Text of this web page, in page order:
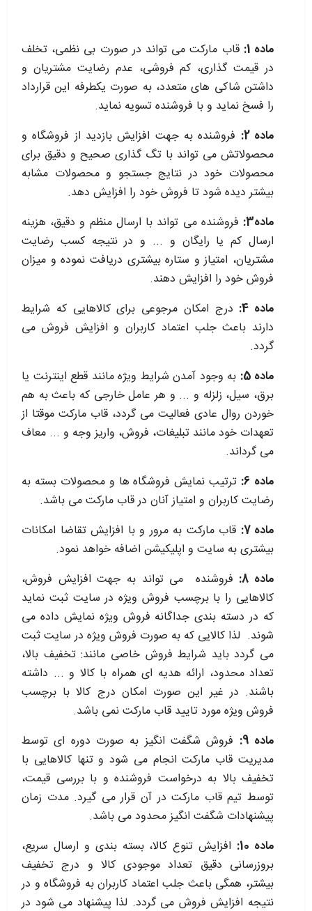
ماده 1:
قاب مارکت می تواند در صورت بی نظمی، تخلف
در قیمت گذاری، کم فروشی، عدم رضایت مشتریان و
داشتن شاکی های متعدد، به صورت یکطرفه این قرارداد
را فسخ نماید و با فروشنده تسویه نماید.
ماده 2:
فروشنده به جهت افزایش بازدید از فروشگاه و
محصولاتش می تواند با تگ گذاری صحیح و دقیق برای
محصولات خود در نتایج جستجو و محصولات مشابه
بیشتر دیده شود تا فروش خود را افزایش دهد.
ماده3:
فروشنده می تواند با ارسال منظم و دقیق، هزینه
ارسال کم یا رایگان و ... و در نتیجه کسب رضایت
مشتریان، امتیاز و ستاره بیشتری دریافت نموده و میزان
فروش خود را افزایش دهند.
ماده 4:
درج امکان مرجوعی برای کالاهایی که شرایط
دارند باعث جلب اعتماد کاربران و افزایش فروش می
گردد.
ماده 5:
به وجود آمدن شرایط ویژه مانند قطع اینترنت یا
برق، سیل، زلزله و ... و هر عامل خارجی که باعث به هم
خوردن روال عادی فعالیت می گردد، قاب مارکت موقتا از
تعهدات خود مانند تبلیغات، فروش، واریز وجه و ... معاف
می گرداند.
ماده 6:
ترتیب نمایش فروشگاه ها و محصولات بسته به
رضایت کاربران و امتیاز آنان در قاب مارکت می باشد.
ماده 7:
قاب مارکت به مرور و با افزایش تقاضا امکانات
بیشتری به سایت و اپلیکیشن اضافه خواهد نمود.
ماده 8:
فروشنده می تواند به جهت افزایش فروش،
کالاهایی را با برچسب فروش ویژه در سایت ثبت نماید
که در دسته بندی جداگانه فروش ویژه نمایش داده می
شوند. لذا کالایی که به صورت فروش ویژه در سایت ثبت
می گردد باید شرایط فروش خاصی مانند: تخفیف بالا،
تعداد محدود، ارائه هدیه ای همراه با کالا و ... داشته
باشند. در غیر این صورت امکان درج کالا با برچسب
فروش ویژه مورد تایید قاب مارکت نمی باشد.
ماده 9:
فروش شگفت انگیز به صورت دوره ای توسط
مدیریت قاب مارکت انجام می شود و تنها کالاهایی با
تخفیف بالا به درخواست فروشنده و با بررسی قیمت،
توسط تیم قاب مارکت در آن قرار می گیرد. مدت زمان
پیشنهادات شگفت انگیز محدود می باشد.
ماده 10:
افزایش تنوع کالا، بسته بندی و ارسال سریع،
بروزرسانی دقیق تعداد موجودی کالا و درج تخفیف
بیشتر، همگی باعث جلب اعتماد کاربران به فروشگاه و در
نتیجه افزایش فروش می گردد. لذا پیشنهاد می شود در